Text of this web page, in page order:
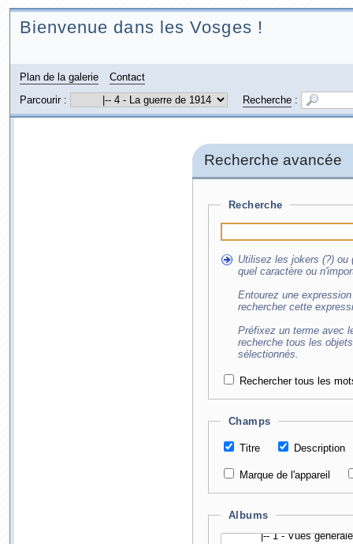
Bienvenue dans les Vosges !
Plan de la galerie
Contact
Parcourir :
Recherche:
Recherche avancée
Recherche
Utilisez les jokers (?) ou
quel caractère ou
Entourez une
rechercher cette
Préfixez un terme avec
recherche tous les
sélectionnés.
Rechercher tous les
Champs
Titre Description
Marque de l'appareil
Albums